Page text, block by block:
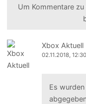
Um Kommentare
Xbox Aktuell
02.11.2018,
Es